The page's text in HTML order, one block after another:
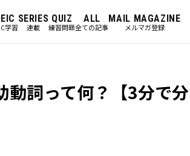
学習
SERIES
連載
QUIZ
練習問題
ALL
全ての記事
MAIL MAGAZINE
メルマガ登録
詞って何？【3分で